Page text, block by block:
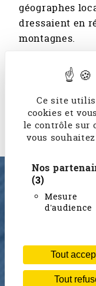
Ce site
cookies et
le contrôle sur
vous
Nos
(3)
Mesure
d'audience
Tout
Tout
géographes
dressaient en
montagnes.